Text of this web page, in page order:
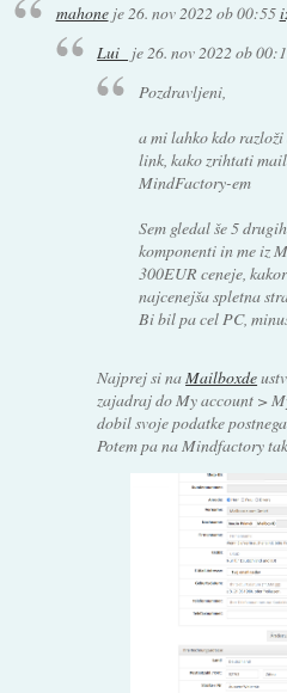
mahoneje26. nov 2022 ob 00:55
Lui_ je26. nov 2022 ob
Pozdravljeni,
a mi lahko kdo
link, kako zrihtati
MindFactory-em
Sem gledal še 5
komponenti in me iz
300EUR ceneje,
najcenejša spletna
Bi bil pa cel PC,
Najprej si naMailboxde
zajadraj do My account >
dobil svoje podatke
Potem pa na Mindfactory